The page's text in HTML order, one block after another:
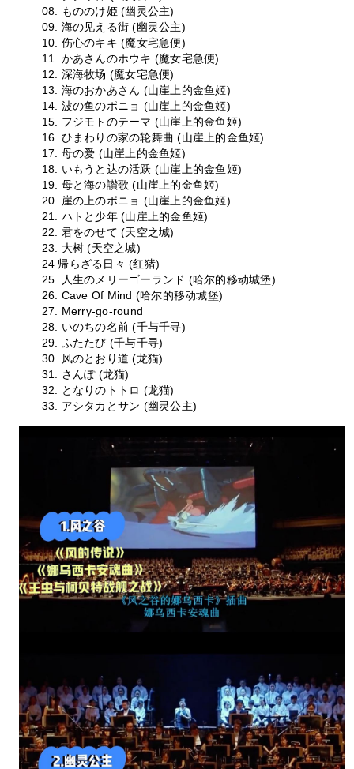
08. もののけ姫 (幽灵公主)
09. 海の见える街 (幽灵公主)
10. 伤心のキキ (魔女宅急便)
11. かあさんのホウキ (魔女宅急便)
12. 深海牧场 (魔女宅急便)
13. 海のおかあさん (山崖上的金鱼姬)
14. 波の鱼のポニョ (山崖上的金鱼姬)
15. フジモトのテーマ (山崖上的金鱼姬)
16. ひまわりの家の轮舞曲 (山崖上的金鱼姬)
17. 母の爱 (山崖上的金鱼姬)
18. いもうと达の活跃 (山崖上的金鱼姬)
19. 母と海の讃歌 (山崖上的金鱼姬)
20. 崖の上のポニョ (山崖上的金鱼姬)
21. ハトと少年 (山崖上的金鱼姬)
22. 君をのせて (天空之城)
23. 大树 (天空之城)
24 帰らざる日々 (红猪)
25. 人生のメリーゴーランド (哈尔的移动城堡)
26. Cave Of Mind (哈尔的移动城堡)
27. Merry-go-round
28. いのちの名前 (千与千寻)
29. ふたたび (千与千寻)
30. 风のとおり道 (龙猫)
31. さんぽ (龙猫)
32. となりのトトロ (龙猫)
33. アシタカとサン (幽灵公主)